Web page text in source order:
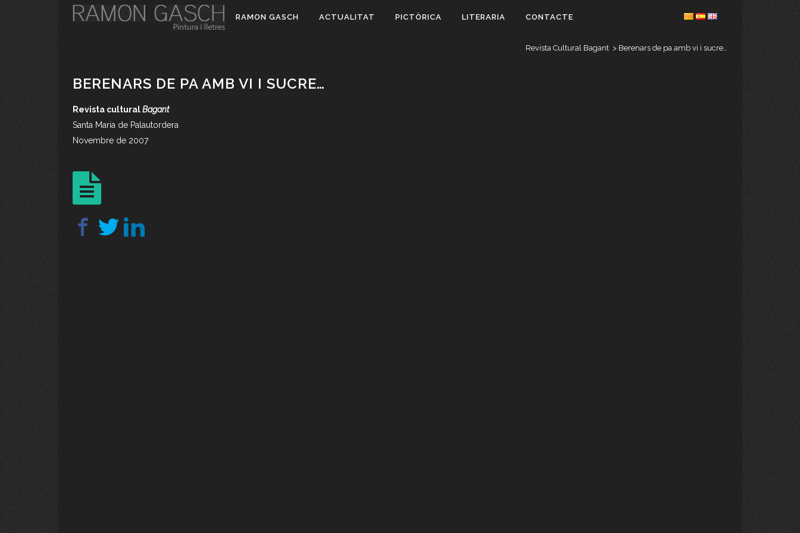
RAMON GASCH ACTUALITAT PICTÒRICA LITERARIA CONTACTE
Revista Cultural Bagant > Berenars de pa amb vi i sucre…
BERENARS DE PA AMB VI I SUCRE…
Revista culturalBagant
Santa Maria de Palautordera
Novembre de 2007